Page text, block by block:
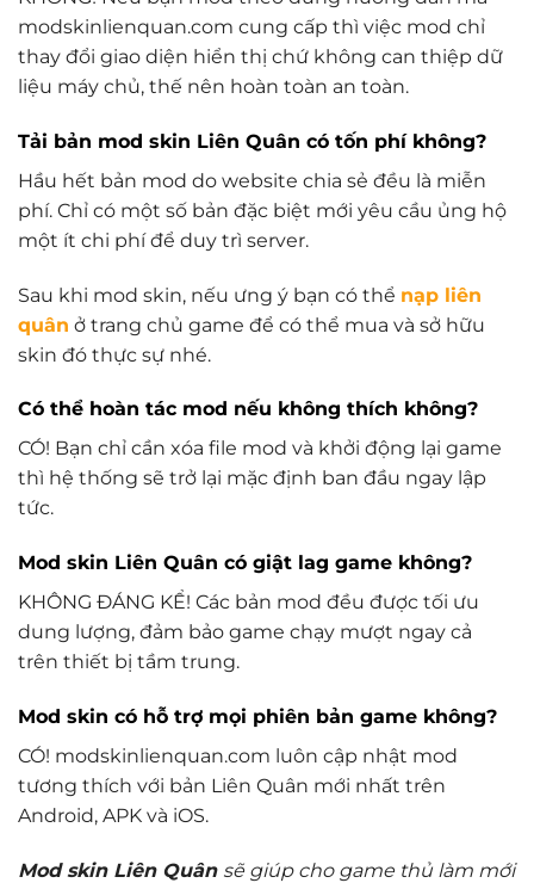
modskinlienquan.com cung cấp thì việc mod chỉ
thay đổi giao diện hiển thị chứ không can thiệp dữ
liệu máy chủ, thế nên hoàn toàn an toàn.
Tải bản mod skin Liên Quân có tốn phí không?
Hầu hết bản mod do website chia sẻ đều là miễn
phí. Chỉ có một số bản đặc biệt mới yêu cầu ủng hộ
một ít chi phí để duy trì server.
Sau khi mod skin, nếu ưng ý bạn có thể nạp liên
quân ở trang chủ game để có thể mua và sở hữu
skin đó thực sự nhé.
Có thể hoàn tác mod nếu không thích không?
CÓ! Bạn chỉ cần xóa file mod và khởi động lại game
thì hệ thống sẽ trở lại mặc định ban đầu ngay lập
tức.
Mod skin Liên Quân có giật lag game không?
KHÔNG ĐÁNG KỂ! Các bản mod đều được tối ưu
dung lượng, đảm bảo game chạy mượt ngay cả
trên thiết bị tầm trung.
Mod skin có hỗ trợ mọi phiên bản game không?
CÓ! modskinlienquan.com luôn cập nhật mod
tương thích với bản Liên Quân mới nhất trên
Android, APK và iOS.
Mod skin Liên Quân sẽ giúp cho game thủ làm mới